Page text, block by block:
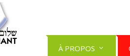
À PROPOS